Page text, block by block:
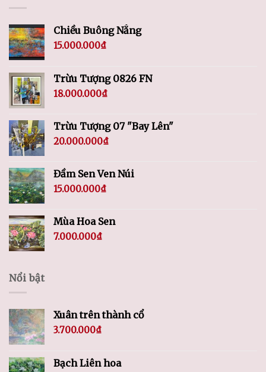
Chiều Buông Nắng
15.000.000₫
Trừu Tượng 0826 FN
18.000.000₫
Trừu Tượng 07 "Bay Lên"
20.000.000₫
Đầm Sen Ven Núi
15.000.000₫
Mùa Hoa Sen
7.000.000₫
Nổi bật
Xuân trên thành cổ
3.700.000₫
Bạch Liên hoa